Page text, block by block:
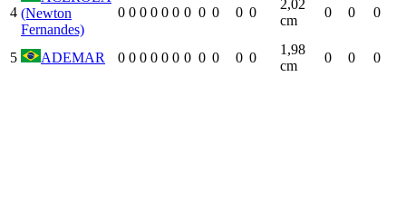
4 (Newton
Fernandes)
0 0 0 0 0 0 0 0 0 0 0
2,02
cm
0 0 0
5 ADEMAR 0 0 0 0 0 0 0 0 0 0 0
1,98
cm
0 0 0